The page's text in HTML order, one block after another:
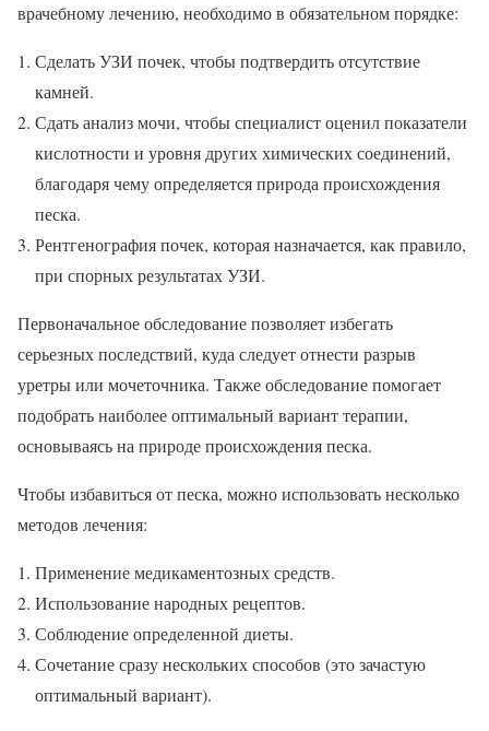
врачебному лечению, необходимо в обязательном порядке:
Сделать УЗИ почек, чтобы подтвердить отсутствие
камней.
Сдать анализ мочи, чтобы специалист оценил показатели
кислотности и уровня других химических соединений,
благодаря чему определяется природа происхождения
песка.
Рентгенография почек, которая назначается, как правило,
при спорных результатах УЗИ.
Первоначальное обследование позволяет избегать
серьезных последствий, куда следует отнести разрыв
уретры или мочеточника. Также обследование помогает
подобрать наиболее оптимальный вариант терапии,
основываясь на природе происхождения песка.
Чтобы избавиться от песка, можно использовать несколько
методов лечения:
Применение медикаментозных средств.
Использование народных рецептов.
Соблюдение определенной диеты.
Сочетание сразу нескольких способов (это зачастую
оптимальный вариант).